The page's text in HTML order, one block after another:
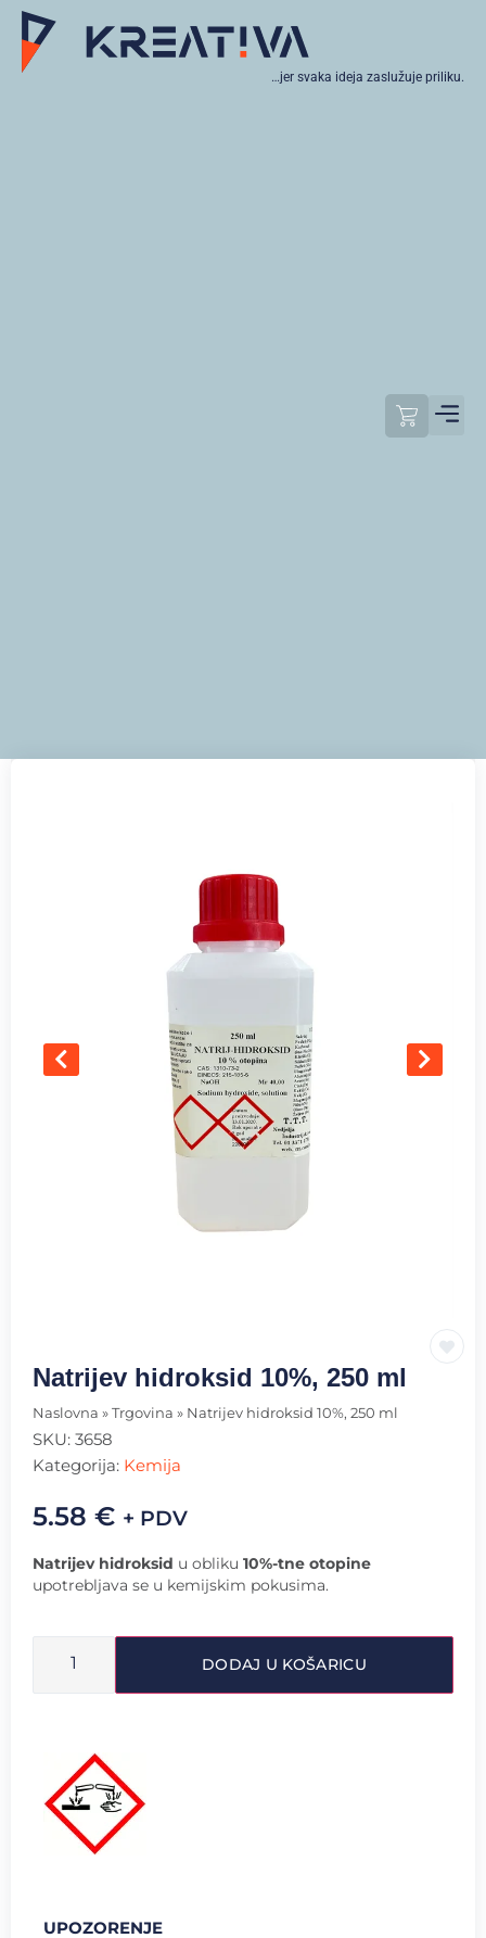
…jer svaka ideja zaslužuje priliku.
Natrijev hidroksid 10%, 250 ml
Naslovna » Trgovina » Natrijev hidroksid 10%, 250 ml
SKU: 3658
Kategorija: Kemija
5.58 € + PDV
Natrijev hidroksid u obliku 10%-tne otopine
upotrebljava se u kemijskim pokusima.
DODAJ U KOŠARICU
UPOZORENJE